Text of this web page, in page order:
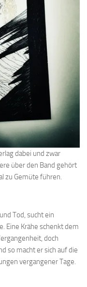
dabei und zwar
über den Band gehört
zu Gemüte führen.
Tod, sucht ein
Eine Krähe schenkt dem
doch
so macht er sich auf die
vergangener Tage.